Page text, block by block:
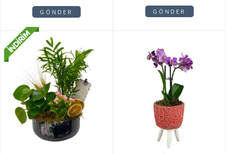
GÖNDER GÖNDER